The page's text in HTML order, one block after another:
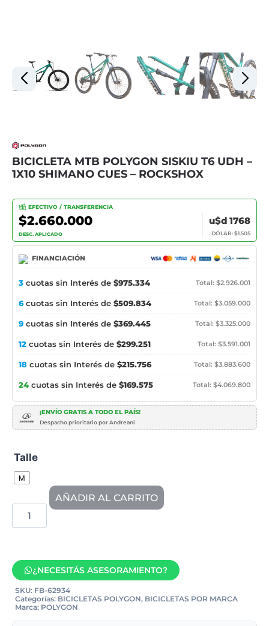
BICICLETA MTB POLYGON SISKIU T6 UDH –
1X10 SHIMANO CUES – ROCKSHOX
EFECTIVO / TRANSFERENCIA
$2.660.000
DESC. APLICADO
u$d 1768
DÓLAR: $1.505
FINANCIACIÓN
3 cuotas sin Interés de $975.334 Total: $2.926.001
6cuotas sin Interés de $509.834 Total: $3.059.000
9 cuotas sin Interés de $369.445 Total: $3.325.000
12 cuotas sin Interés de $299.251 Total: $3.591.001
18 cuotas sin Interés de $215.756 Total: $3.883.600
24 cuotas sin Interés de $169.575 Total: $4.069.800
¡ENVÍO GRATIS A TODO EL PAÍS!
Despacho prioritario por Andreani
Talle
M
AÑADIR AL CARRITO
¿NECESITÁS ASESORAMIENTO?
SKU: FB-62934
Categorías: BICICLETAS POLYGON, BICICLETAS POR MARCA
Marca: POLYGON